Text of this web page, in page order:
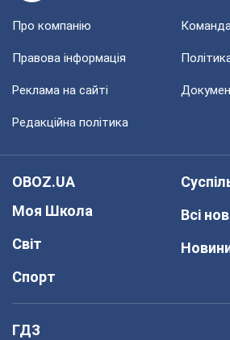
Про компанію
Правова інформація
Реклама на сайті
Редакційна політика
OBOZ.UA
Моя Школа
Світ
Спорт
Всі
ГДЗ